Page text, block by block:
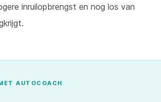
inruilopbrengst en nog los van
AUTOCOACH